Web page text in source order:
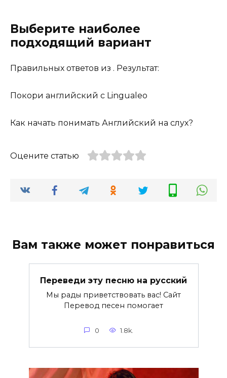
Выберите наиболее
подходящий вариант
Правильных ответов из . Результат:
Покори английский с Lingualeo
Как начать понимать Английский на слух?
Оцените статью
Вам также может понравиться
Переведи эту песню на русский
Мы рады приветствовать вас! Сайт
Перевод песен помогает
0 1.8k.